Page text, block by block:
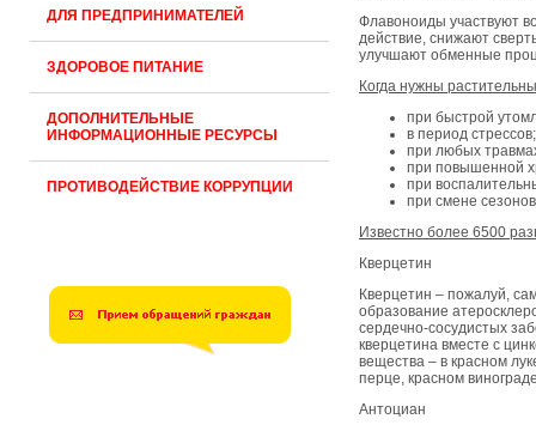
ДЛЯ ПРЕДПРИНИМАТЕЛЕЙ
ЗДОРОВОЕ ПИТАНИЕ
ДОПОЛНИТЕЛЬНЫЕ
ИНФОРМАЦИОННЫЕ РЕСУРСЫ
ПРОТИВОДЕЙСТВИЕ КОРРУПЦИИ
Флавоноиды участвуют
действие, снижают
улучшают обменные
Когда нужны
при быстрой
в период стрессов;
при любых
при повышенной
при
при смене
Известно более 6500
Кверцетин
Кверцетин – пожалуй,
образование
сердечно-сосудистых
кверцетина вместе с
вещества – в красном
перце, красном
Антоциан